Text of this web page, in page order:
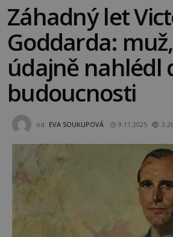
Záhadný let
Goddarda:
údajně nahlédl
budoucnosti
od EVA SOUKUPOVÁ 9.11.2025